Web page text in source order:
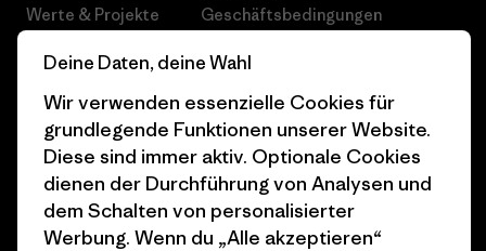
Werte & Projekte
Progress Report
Business Unusual
Klimaziele
1% For The Planet
Wie wir finanzieren
Geschäftsbedingungen
Cookie Einstellungen
Karriere
Industry program
Affiliate-Programm
Deine Daten, deine Wahl
Wir verwenden essenzielle Cookies für
grundlegende Funktionen unserer Website.
Diese sind immer aktiv. Optionale Cookies
dienen der Durchführung von Analysen und
dem Schalten von personalisierter
Werbung. Wenn du „Alle akzeptieren“